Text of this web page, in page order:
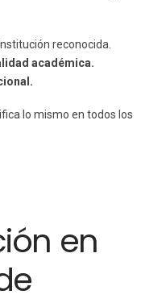
reconocida.
académica.
lo mismo en todos los
en